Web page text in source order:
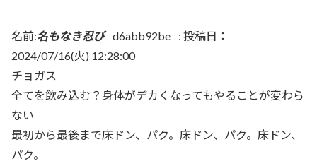
名前:名もなき忍び d6abb92be : 投稿日：
2024/07/16(火) 12:28:00
チョガス
全てを飲み込む？身体がデカくなってもやることが変わら
ない
最初から最後まで床ドン、パク。床ドン、パク。床ドン、
パク。